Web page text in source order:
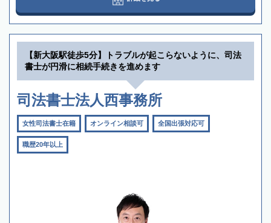
【新大阪駅徒歩5分】トラブルが起こらないように、司法
書士が円滑に相続手続きを進めます
司法書士法人西事務所
女性司法書士在籍 オンライン相談可 全国出張対応可
職歴20年以上